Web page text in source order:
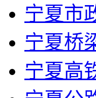
宁夏市
宁夏桥
宁夏高